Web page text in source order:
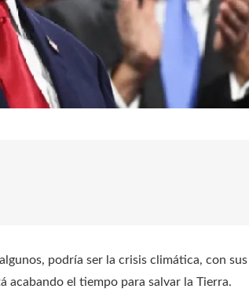
podría ser la crisis climática, con sus
acabando el tiempo para salvar la Tierra.